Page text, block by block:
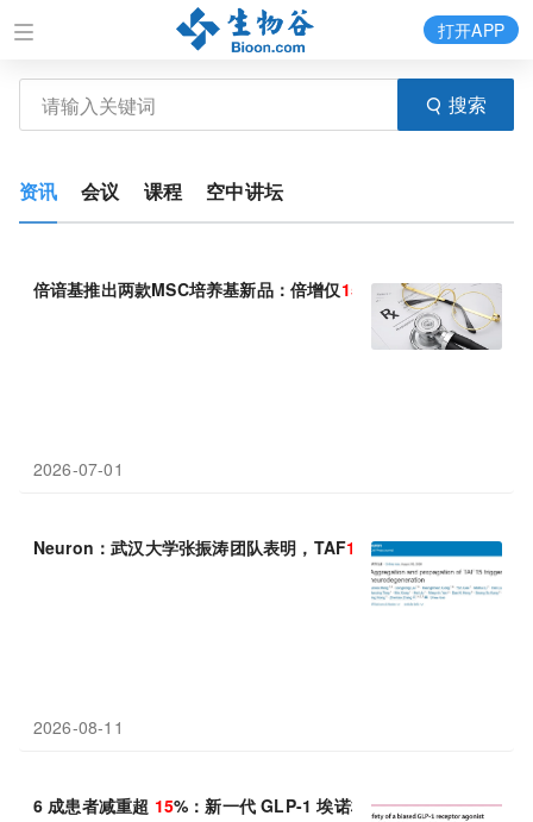
搜索
打开APP
资讯 会议 课程 空中讲坛
倍谙基推出两款MSC培养基新品：倍增仅15 小时，外泌体产量提
2026-07-01
Neuron：武汉大学张振涛团队表明，TAF15 淀粉样纤维的聚集与
2026-08-11
6 成患者减重超 15%：新一代 GLP-1 埃诺格鲁肽中国Ⅲ期数据解读